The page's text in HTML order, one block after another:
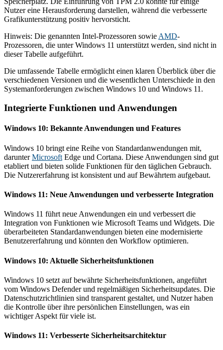
Nutzer eine Herausforderung darstellen, während die verbesserte
Grafikunterstützung positiv hervorsticht.
Hinweis: Die genannten Intel-Prozessoren sowie AMD-
Prozessoren, die unter Windows 11 unterstützt werden, sind nicht in
dieser Tabelle aufgeführt.
Die umfassende Tabelle ermöglicht einen klaren Überblick über die
verschiedenen Versionen und die wesentlichen Unterschiede in den
Systemanforderungen zwischen Windows 10 und Windows 11.
Integrierte Funktionen und Anwendungen
Windows 10: Bekannte Anwendungen und Features
Windows 10 bringt eine Reihe von Standardanwendungen mit,
darunterMicrosoft Edge und Cortana. Diese Anwendungen sind gut
etabliert und bieten solide Funktionen für den täglichen Gebrauch.
Die Nutzererfahrung ist konsistent und auf Bewährtem aufgebaut.
Windows 11: Neue Anwendungen und verbesserte Integration
Windows 11 führt neue Anwendungen ein und verbessert die
Integration von Funktionen wie Microsoft Teams und Widgets. Die
überarbeiteten Standardanwendungen bieten eine modernisierte
Benutzererfahrung und könnten den Workflow optimieren.
Windows 10: Aktuelle Sicherheitsfunktionen
Windows 10 setzt auf bewährte Sicherheitsfunktionen, angeführt
vom Windows Defender und regelmäßigen Sicherheitsupdates. Die
Datenschutzrichtlinien sind transparent gestaltet, und Nutzer haben
die Kontrolle über ihre persönlichen Einstellungen, was ein
wichtiger Aspekt für viele ist.
Windows 11: Verbesserte Sicherheitsarchitektur